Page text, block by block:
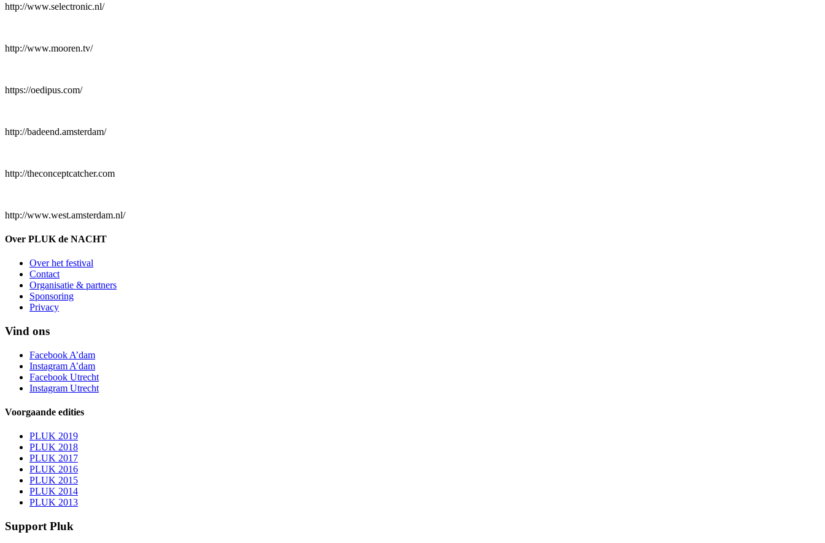
http://www.selectronic.nl/
http://www.mooren.tv/
https://oedipus.com/
http://badeend.amsterdam/
http://theconceptcatcher.com
http://www.west.amsterdam.nl/
Over PLUK de NACHT
Over het festival
Contact
Organisatie & partners
Sponsoring
Privacy
Vind ons
Facebook A’dam
Instagram A’dam
Facebook Utrecht
Instagram Utrecht
Voorgaande edities
PLUK 2019
PLUK 2018
PLUK 2017
PLUK 2016
PLUK 2015
PLUK 2014
PLUK 2013
Support Pluk